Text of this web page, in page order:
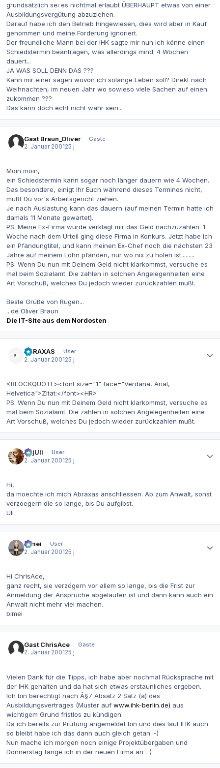
grundsätzlich sei es nichtmal erlaubt ÜBERHAUPT etwas von einer
Ausbildungsvergütung abzuziehen.
Darauf habe ich den Betrieb hingewiesen, dies wird aber in Kauf
genommen und meine Forderung ignoriert.
Der freundliche Mann bei der IHK sagte mir nun ich könne einen
Schiedstermin beantragen, was allerdings mind. 4 Wochen
dauert...
JA WAS SOLL DENN DAS ???
Kann mir einer sagen wovon ich solange Leben soll? Direkt nach
Weihnachten, im neuen Jahr wo sowieso viele Sachen auf einen
zukommen ???
Das kann doch echt nicht wahr sein...
Gast Braun_Oliver
Gäste
2. Januar 200125 j
Moin moin,
ein Schiedstermin kann sogar noch länger dauern wie 4 Wochen.
Das besondere, einigt Ihr Euch während dieses Termines nicht,
mußt Du vor's Arbeitsgericht ziehen.
Je nach Auslastung kann das dauern (auf meinen Termin hatte ich
damals 11 Monate gewartet).
PS: Meine Ex-Firma wurde verklagt mir das Geld nachzuzahlen. 1
Woche nach dem Urteil ging diese Firma in Konkurs. Jetzt habe ich
ein Pfändungtitel, und kann meinen Ex-Chef noch die nächsten 23
Jahre auf meinem Lohn pfänden, nur wo nix zu holen ist.........
PS: Wenn Du nun mit Deinem Geld nicht klarkommst, versuche es
mal beim Sozialamt. Die zahlen in solchen Angelegenheiten eine
Art Vorschuß, welches Du jedoch wieder zurückzahlen mußt.
------------------
Beste Grüße von Rügen...
...de Oliver Braun
Die IT-Site aus dem Nordosten
ABRAXAS
User
2. Januar 200125 j
<BLOCKQUOTE><font size="1" face="Verdana, Arial,
Helvetica">Zitat:</font><HR>
PS: Wenn Du nun mit Deinem Geld nicht klarkommst, versuche es
mal beim Sozialamt. Die zahlen in solchen Angelegenheiten eine
Art Vorschuß, welches Du jedoch wieder zurückzahlen mußt.
gajUli
User
2. Januar 200125 j
Hi,
da moechte ich mich Abraxas anschliessen. Ab zum Anwalt, sonst
verzoegern die so lange, bis Du aufgibst.
Uli
bimei
User
2. Januar 200125 j
Hi ChrisAce,
ganz recht, sie verzögern vor allem so lange, bis die Frist zur
Anmeldung der Ansprüche abgelaufen ist und dann kann auch ein
Anwalt nicht mehr viel machen.
bimei
Gast ChrisAce
Gäste
2. Januar 2001 25 j
Vielen Dank für die Tipps, ich habe aber nochmal Rücksprache mit
der IHK gehalten und da hat sich etwas erstaunliches ergeben.
Ich bin berechtigt nach Â§7 Absatz 2 Satz (a) des
Ausbildungsvertrages (Muster auf www.ihk-berlin.de) aus
wichtigem Grund fristlos zu kündigen.
Da ich bereits zur Prüfung angemeldet bin und dies laut IHK auch
so bleibt habe ich das dann auch gleich getan :-)
Nun mache ich morgen noch einige Projektübergaben und
Donnerstag fange ich in der neuen Firma an :-)